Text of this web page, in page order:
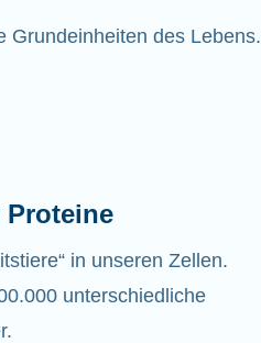
Grundeinheiten des Lebens.
Proteine
in unseren Zellen.
unterschiedliche